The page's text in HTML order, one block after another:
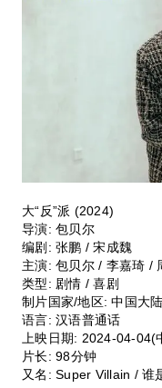
大“反”派 (2024)
导演: 包贝尔
编剧: 张鹏 / 宋成魏
主演: 包贝尔 / 李嘉琦 /
类型: 剧情 / 喜剧
制片国家/地区: 中国大陆
语言: 汉语普通话
上映日期: 2024-04-04(
片长: 98分钟
又名: Super Villain / 谁